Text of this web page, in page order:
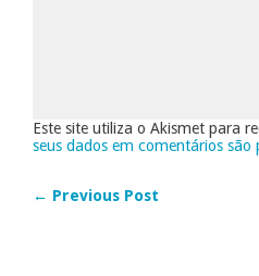
Este site utiliza o Akismet para
seus dados em comentários são
← Previous Post